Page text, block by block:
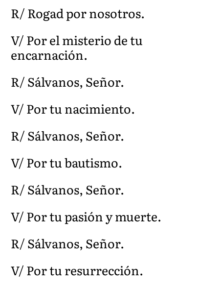
R/ Rogad por nosotros.
V/ Por el misterio de tu
encarnación.
R/ Sálvanos, Señor.
V/ Por tu nacimiento.
R/ Sálvanos, Señor.
V/ Por tu bautismo.
R/ Sálvanos, Señor.
V/ Por tu pasión y muerte.
R/ Sálvanos, Señor.
V/ Por tu resurrección.